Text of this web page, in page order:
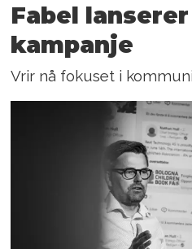
Fabel
kampanje
Vrir nå fokuset i